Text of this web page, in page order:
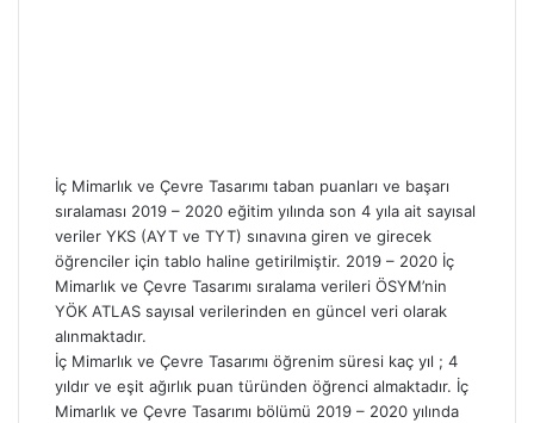
İç Mimarlık ve Çevre Tasarımı taban puanları ve başarı
sıralaması 2019 – 2020 eğitim yılında son 4 yıla ait sayısal
veriler YKS (AYT ve TYT) sınavına giren ve girecek
öğrenciler için tablo haline getirilmiştir. 2019 – 2020 İç
Mimarlık ve Çevre Tasarımı sıralama verileri ÖSYM’nin
YÖK ATLAS sayısal verilerinden en güncel veri olarak
alınmaktadır.
İç Mimarlık ve Çevre Tasarımı öğrenim süresi kaç yıl ; 4
yıldır ve eşit ağırlık puan türünden öğrenci almaktadır. İç
Mimarlık ve Çevre Tasarımı bölümü 2019 – 2020 yılında